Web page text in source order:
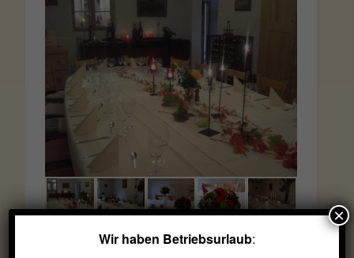
Wir haben Betriebsurlaub:
×